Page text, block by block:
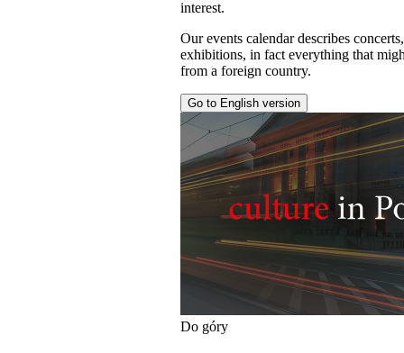
interest.
Our events calendar describes
exhibitions, in fact everything that
from a foreign country.
Go to English version
Do góry